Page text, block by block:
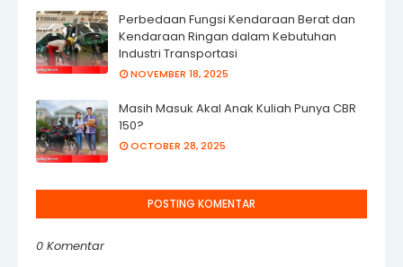
Perbedaan Fungsi Kendaraan Berat dan
Kendaraan Ringan dalam Kebutuhan
Industri Transportasi
NOVEMBER 18, 2025
Masih Masuk Akal Anak Kuliah Punya CBR
150?
OCTOBER 28, 2025
POSTING KOMENTAR
0 Komentar